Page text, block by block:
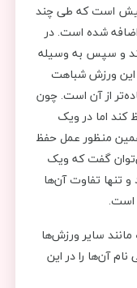
کیش است که طی چند
شده است. در
و سپس به وسیله
ورزش شباهت
از آن است. چون
کند اما در ویک
منظور عمل حفظ
گفت که ویک
تنها تفاوت آن‌ها
است.
سایر ورزش‌ها
آن‌ها را در این